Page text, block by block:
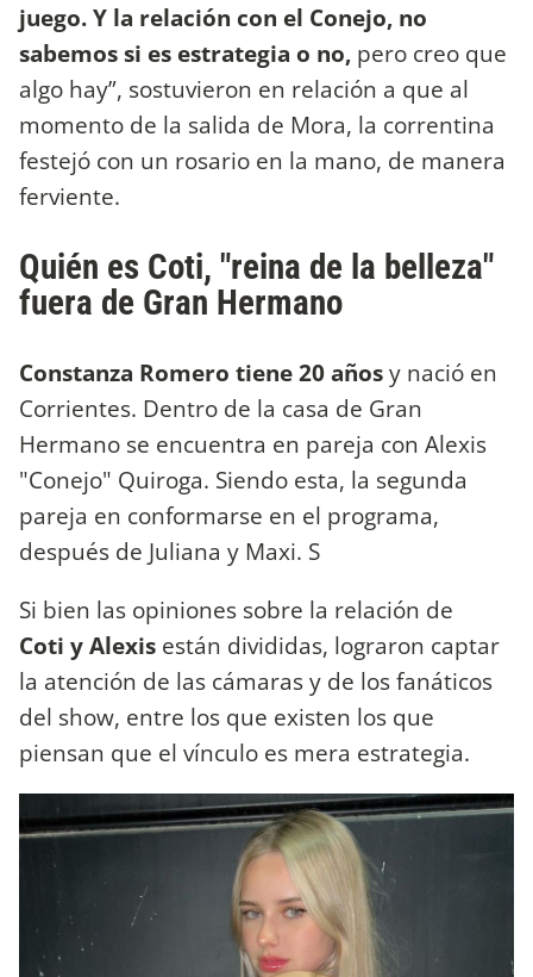
juego. Y la relación con el Conejo, no
sabemos si es estrategia o no, pero creo que
algo hay”, sostuvieron en relación a que al
momento de la salida de Mora, la correntina
festejó con un rosario en la mano, de manera
ferviente.
Quién es Coti, "reina de la belleza"
fuera de Gran Hermano
Constanza Romero tiene 20 añosy nació en
Corrientes. Dentro de la casa de Gran
Hermano se encuentra en pareja con Alexis
"Conejo" Quiroga. Siendo esta, la segunda
pareja en conformarse en el programa,
después de Juliana y Maxi. S
Si bien las opiniones sobre la relación de
Coti y Alexis están divididas, lograron captar
la atención de las cámaras y de los fanáticos
del show, entre los que existen los que
piensan que el vínculo es mera estrategia.